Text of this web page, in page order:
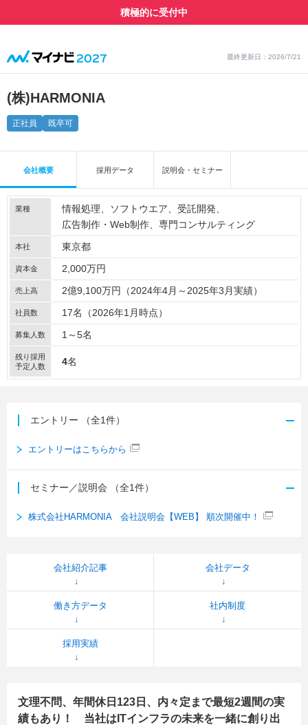
最終更新日：2026/7/21
(株)HARMONIA
正社員 既卒可
積極的に受付中
会社概要 採用データ 説明会・セミナー
業種 情報処理 ソフトウエア
受託開発
広告制作・Web制作
専門コンサルティング
本社 東京都
資本金 2,000万円
売上高 2億9,100万円（2024年4月～2025年3月実績）
社員数 17名（2026年1月時点）
募集人数 1～5名
残り採用
予定人数
4名
エントリー （全1件）
エントリーはこちらから
セミナー／説明会 （全1件）
株式会社HARMONIA 会社説明会【WEB】 順次開催中！
会社紹介記事 会社データ
働き方データ 社内制度
採用実績
文理不問、年間休日123日、内々定まで最短2週間の実
績もあり！ 当社はITインフラの未来を一緒に創り出